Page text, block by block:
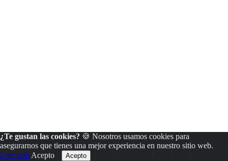
¿Te gustan las cookies? 🍪 Nosotros usamos cookies para
asegurarnos que tienes una mejor experiencia en nuestro sitio web.
Leer más Acepto